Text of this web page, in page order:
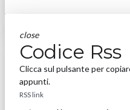
close
Codice Rss
Clicca sul pulsante per
appunti.
RSS link